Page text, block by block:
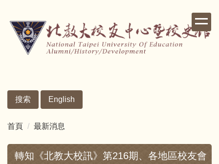
到
搜索 English
首頁 最新消息
轉知《北教大校訊》第216期、各地區校友會